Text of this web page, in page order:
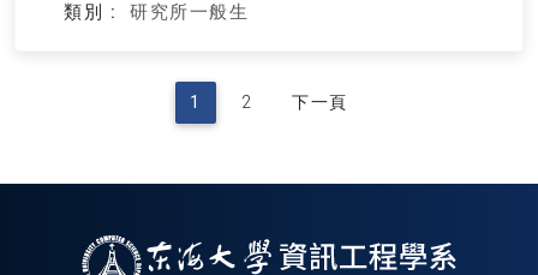
類別 : 研究所一般生
1 2 下一頁